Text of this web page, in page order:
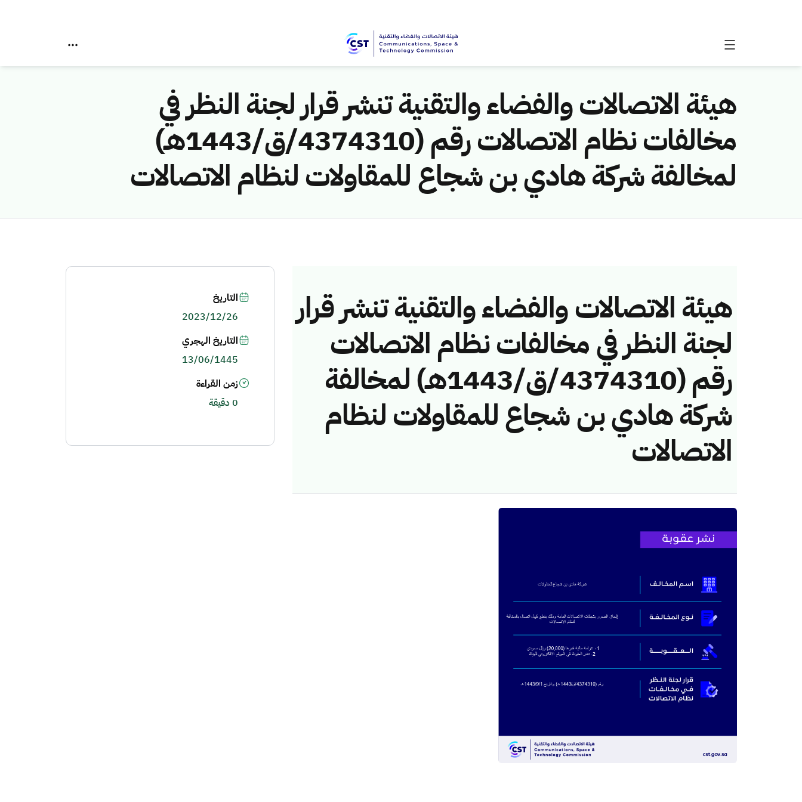
هيئة الاتصالات والفضاء والتقنية تنشر قرار لجنة النظر في
مخالفات نظام الاتصالات رقم (4374310/ق/1443هـ)
لمخالفة شركة هادي بن شجاع للمقاولات لنظام الاتصالات
هيئة الاتصالات والفضاء والتقنية تنشر قرار
لجنة النظر في مخالفات نظام الاتصالات
رقم (4374310/ق/1443هـ) لمخالفة
شركة هادي بن شجاع للمقاولات لنظام
الاتصالات
التاريخ
2023/12/26
التاريخ الهجري
13/06/1445
زمن القراءة
0 دقيقة